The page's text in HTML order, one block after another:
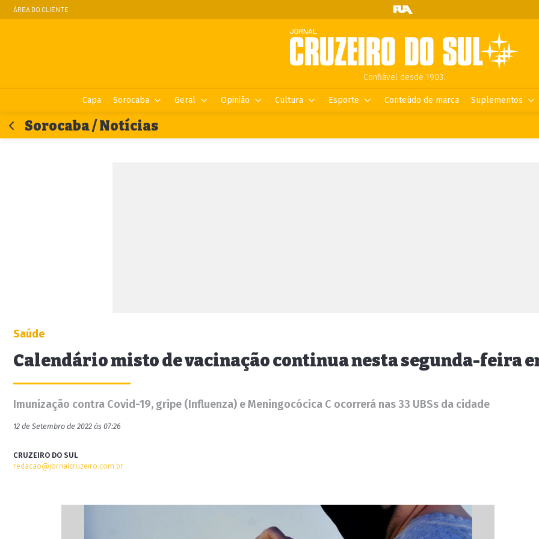
ÁREA DO CLIENTE
Confiável desde 1903.
Capa Sorocaba Geral Opinião Cultura Esporte Conteúdo de marca Suplementos
Sorocaba / Notícias
Saúde
Calendário misto de vacinação continua nesta segunda-feira
Imunização contra Covid-19, gripe (Influenza) e Meningocócica C ocorrerá nas 33 UBSs da cidade
12 de Setembro de 2022 às 07:26
CRUZEIRO DO SUL
redacao@jornalcruzeiro.com.br